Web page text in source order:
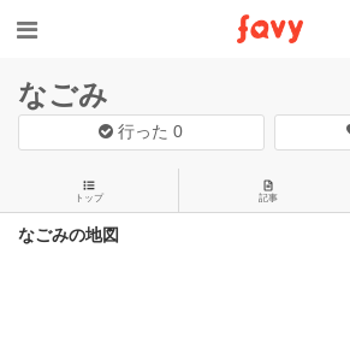
なごみ
行った0
トップ 記事
なごみの地図